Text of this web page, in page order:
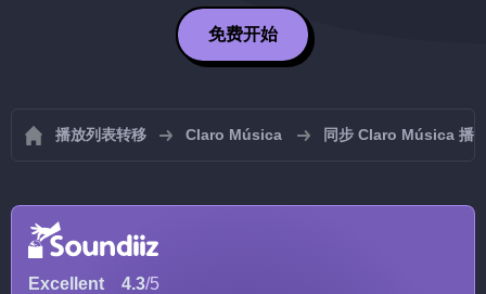
免费开始
播放列表转移 Claro Música 同步 Claro Música 播
Excellent 4.3/5